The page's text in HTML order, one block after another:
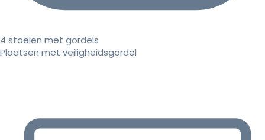
4 stoelen met gordels
Plaatsen met veiligheidsgordel